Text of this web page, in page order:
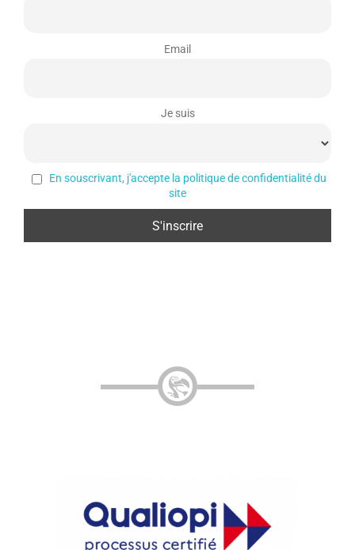
Email
Je suis
En souscrivant, j'accepte la politique de confidentialité du
site